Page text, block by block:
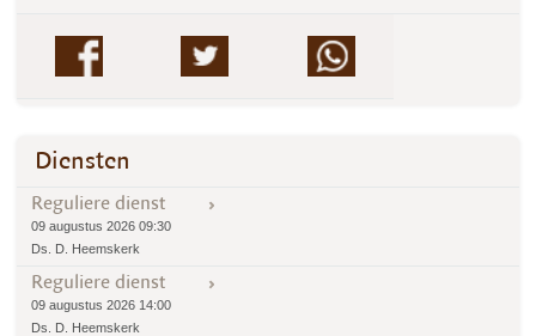
Diensten
Reguliere dienst
09 augustus 2026 09:30
Ds. D. Heemskerk
Reguliere dienst
09 augustus 2026 14:00
Ds. D. Heemskerk